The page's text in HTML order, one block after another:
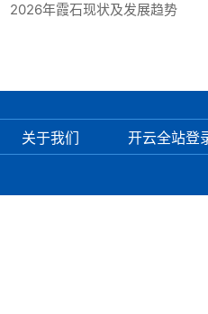
2026年霞石现状及发展趋势
关于我们 开云全站登